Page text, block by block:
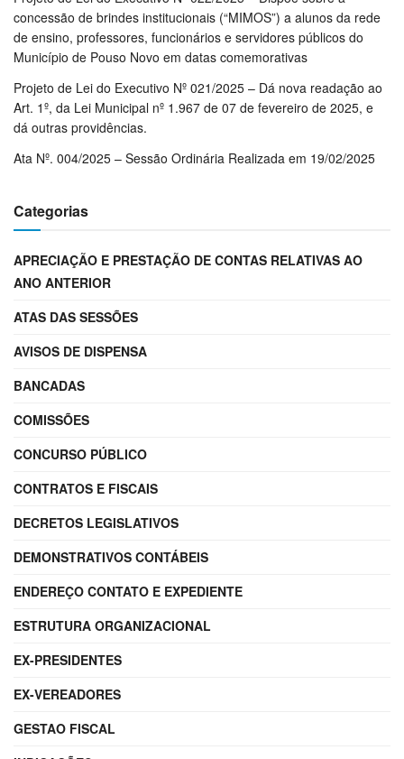
concessão de brindes institucionais (“MIMOS”) a alunos da rede
de ensino, professores, funcionários e servidores públicos do
Município de Pouso Novo em datas comemorativas
Projeto de Lei do Executivo Nº 021/2025 – Dá nova readação ao
Art. 1º, da Lei Municipal nº 1.967 de 07 de fevereiro de 2025, e
dá outras providências.
Ata Nº. 004/2025 – Sessão Ordinária Realizada em 19/02/2025
Categorias
APRECIAÇÃO E PRESTAÇÃO DE CONTAS RELATIVAS AO
ANO ANTERIOR
ATAS DAS SESSÕES
AVISOS DE DISPENSA
BANCADAS
COMISSÕES
CONCURSO PÚBLICO
CONTRATOS E FISCAIS
DECRETOS LEGISLATIVOS
DEMONSTRATIVOS CONTÁBEIS
ENDEREÇO CONTATO E EXPEDIENTE
ESTRUTURA ORGANIZACIONAL
EX-PRESIDENTES
EX-VEREADORES
GESTAO FISCAL